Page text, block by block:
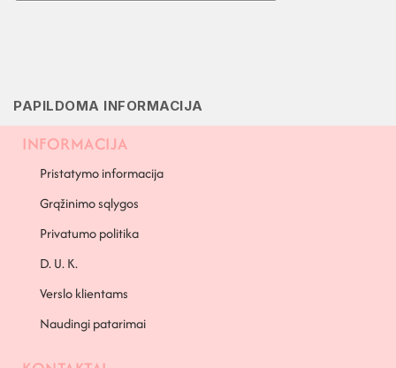
PAPILDOMA INFORMACIJA
INFORMACIJA
Pristatymo informacija
Grąžinimo sąlygos
Privatumo politika
D. U. K.
Verslo klientams
Naudingi patarimai